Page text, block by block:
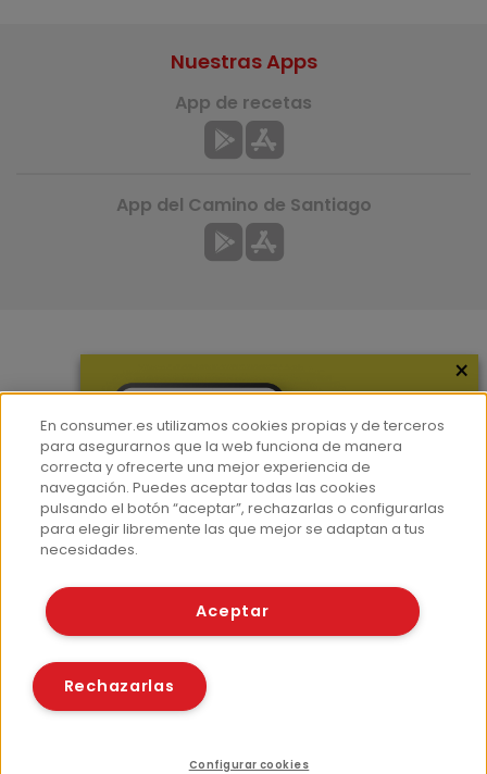
Hemeroteca
Contacto
Prensa
Corpus Lingüístico Consumer
Nuestras Apps
App de recetas
App del Camino de Santiago
© Fundación EROSKI
Políticas de cookies
×
En consumer.es utilizamos cookies propias y de terceros
para asegurarnos que la web funciona de manera
correcta y ofrecerte una mejor experiencia de
navegación. Puedes aceptar todas las cookies
pulsando el botón “aceptar”, rechazarlas o configurarlas
para elegir libremente las que mejor se adaptan a tus
necesidades.
Aceptar
Rechazarlas
Configurar cookies